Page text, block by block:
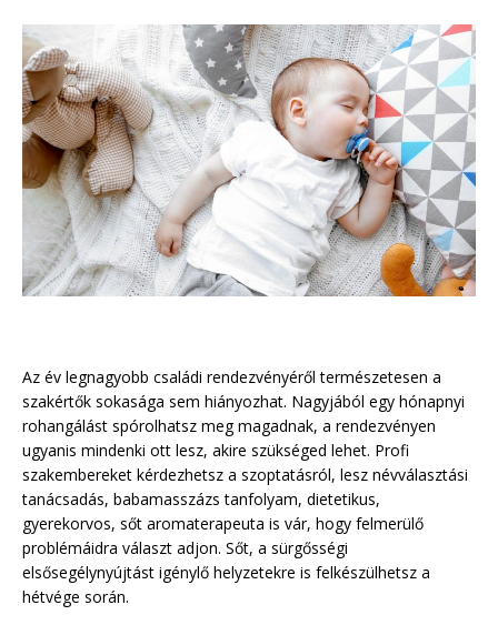
Az év legnagyobb családi rendezvényéről természetesen a
szakértők sokasága sem hiányozhat. Nagyjából egy hónapnyi
rohangálást spórolhatsz meg magadnak, a rendezvényen
ugyanis mindenki ott lesz, akire szükséged lehet. Profi
szakembereket kérdezhetsz a szoptatásról, lesz névválasztási
tanácsadás, babamasszázs tanfolyam, dietetikus,
gyerekorvos, sőt aromaterapeuta is vár, hogy felmerülő
problémáidra választ adjon. Sőt, a sürgősségi
elsősegélynyújtást igénylő helyzetekre is felkészülhetsz a
hétvége során.